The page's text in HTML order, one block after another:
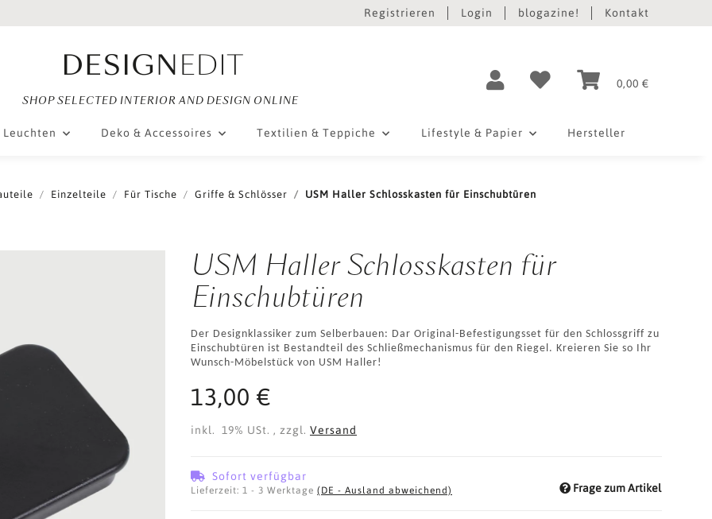
Registrieren Login blogazine! Kontakt
SHOP SELECTED INTERIOR AND DESIGN ONLINE
0,00 €
Leuchten Deko & Accessoires Textilien & Teppiche Lifestyle & Papier Hersteller
Einzelteile Für Tische Griffe & Schlösser USM Haller Schlosskasten für Einschubtüren
USM Haller Schlosskasten für
Einschubtüren
Der Designklassiker zum Selberbauen: Dar Original-Befestigungsset für den Schlossgriff zu
Einschubtüren ist Bestandteil des Schließmechanismus für den Riegel. Kreieren Sie so Ihr
Wunsch-Möbelstück von USM Haller!
13,00 €
inkl. 19% USt. , zzgl. Versand
Sofort verfügbar
Lieferzeit: 1 - 3 Werktage (DE - Ausland abweichend) Frage zum Artikel